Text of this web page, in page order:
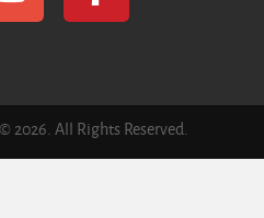
2026. All Rights Reserved.